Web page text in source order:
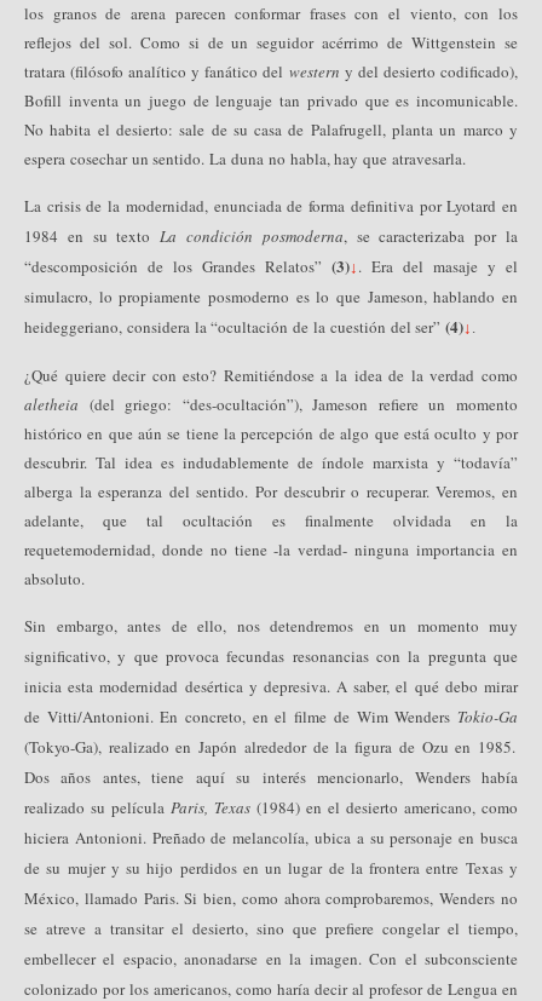
los granos de arena parecen conformar frases con el viento, con los
reflejos del sol. Como si de un seguidor acérrimo de Wittgenstein se
tratara (filósofo analítico y fanático del western y del desierto codificado),
Bofill inventa un juego de lenguaje tan privado que es incomunicable.
No habita el desierto: sale de su casa de Palafrugell, planta un marco y
espera cosechar un sentido. La duna no habla, hay que atravesarla.
La crisis de la modernidad, enunciada de forma definitiva por Lyotard en
1984 en su textoLa condición posmoderna, se caracterizaba por la
“descomposición de los Grandes Relatos” (3) ↓ . Era del masaje y el
simulacro, lo propiamente posmoderno es lo que Jameson, hablando en
heideggeriano, considera la “ocultación de la cuestión del ser”(4) ↓
¿Qué quiere decir con esto? Remitiéndose a la idea de la verdad como
aletheia (del griego: “des-ocultación”), Jameson refiere un momento
histórico en que aún se tiene la percepción de algo que está oculto y por
descubrir. Tal idea es indudablemente de índole marxista y “todavía”
alberga la esperanza del sentido. Por descubrir o recuperar. Veremos, en
adelante, que tal ocultación es finalmente olvidada en la
requetemodernidad, donde no tiene -la verdad- ninguna importancia en
absoluto.
Sin embargo, antes de ello, nos detendremos en un momento muy
significativo, y que provoca fecundas resonancias con la pregunta que
inicia esta modernidad desértica y depresiva. A saber, el qué debo mirar
de Vitti/Antonioni. En concreto, en el filme de Wim Wenders Tokio-Ga
(Tokyo-Ga), realizado en Japón alrededor de la figura de Ozu en 1985.
Dos años antes, tiene aquí su interés mencionarlo, Wenders había
realizado su película Paris, Texas (1984) en el desierto americano, como
hiciera Antonioni. Preñado de melancolía, ubica a su personaje en busca
de su mujer y su hijo perdidos en un lugar de la frontera entre Texas y
México, llamado Paris. Si bien, como ahora comprobaremos, Wenders no
se atreve a transitar el desierto, sino que prefiere congelar el tiempo,
embellecer el espacio, anonadarse en la imagen. Con el subconsciente
colonizado por los americanos, como haría decir al profesor de Lengua en